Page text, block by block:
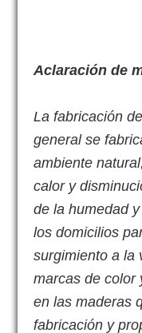
Aclaración de
La fabricación
general se
ambiente
calor y
de la humedad
los domicilios
surgimiento a la
marcas de color
en las maderas
fabricación y